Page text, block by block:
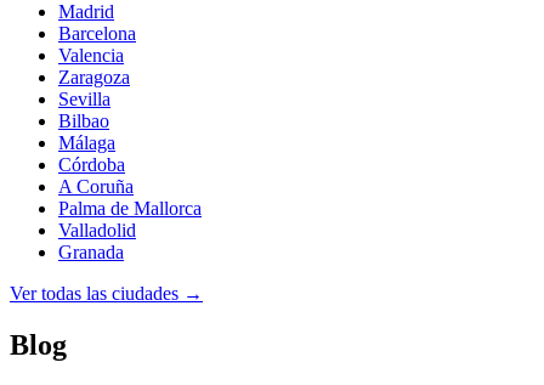
Madrid
Barcelona
Valencia
Zaragoza
Sevilla
Bilbao
Málaga
Córdoba
A Coruña
Palma de Mallorca
Valladolid
Granada
Ver todas las ciudades →
Blog